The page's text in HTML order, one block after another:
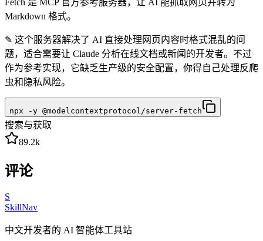
Fetch 是 MCP 官方参考服务器，让 AI 能抓取网页并转为
Markdown 格式。
✎ 这个服务器解决了 AI 直接处理网页内容时格式混乱的问
题，适合需要让 Claude 分析在线文档或新闻的开发者。不过
作为参考实现，它缺乏生产级的安全配置，你得自己处理反爬
虫和隐私风险。
npx -y @modelcontextprotocol/server-fetch
搜索与获取
89.2k
评论
S
SkillNav
中文开发者的 AI 智能体工具站